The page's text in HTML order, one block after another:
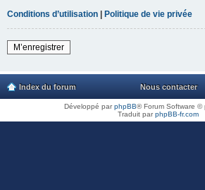
Conditions d’utilisation | Politique de vie privée
M’enregistrer
Index du forum Nous contacter
Développé parphpBB® Forum Software ©
Traduit parphpBB-fr.com